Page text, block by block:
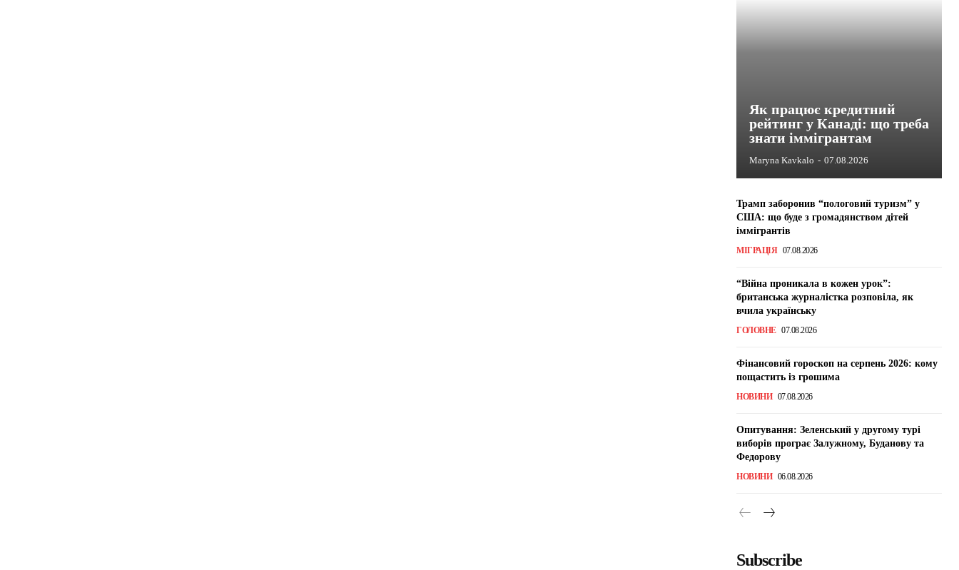
Як працює кредитний
рейтинг у Канаді: що треба
знати іммігрантам
Maryna Kavkalo - 07.08.2026
Трамп заборонив “пологовий туризм” у
США: що буде з громадянством дітей
іммігрантів
МІГРАЦІЯ 07.08.2026
“Війна проникала в кожен урок”:
британська журналістка розповіла, як
вчила українську
ГОЛОВНЕ 07.08.2026
Фінансовий гороскоп на серпень 2026: кому
пощастить із грошима
НОВИНИ 07.08.2026
Опитування: Зеленський у другому турі
виборів програє Залужному, Буданову та
Федорову
НОВИНИ 06.08.2026
Subscribe